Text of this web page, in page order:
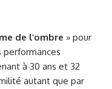
de l’ombre » pour
à 30 ans et 32
autant que par